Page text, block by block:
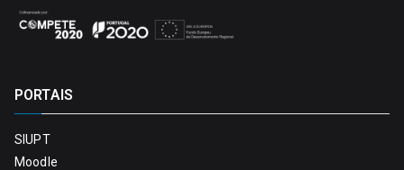
PORTAIS
SIUPT
Moodle